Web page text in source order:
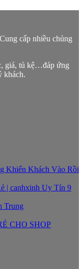
cấp nhiều chủng
giá, tủ kệ…đáp ứng
khách.
Khiến Khách Vào Rồi
| canhxinh Uy Tín 9
Trung
CHO SHOP